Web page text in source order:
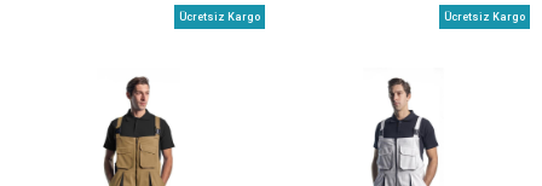
Ücretsiz Kargo Ücretsiz Kargo